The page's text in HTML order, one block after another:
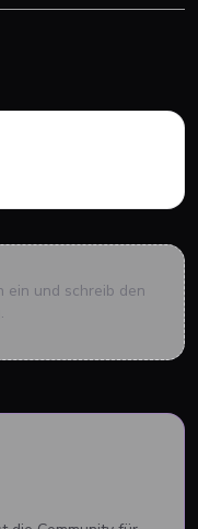
ein und schreib den